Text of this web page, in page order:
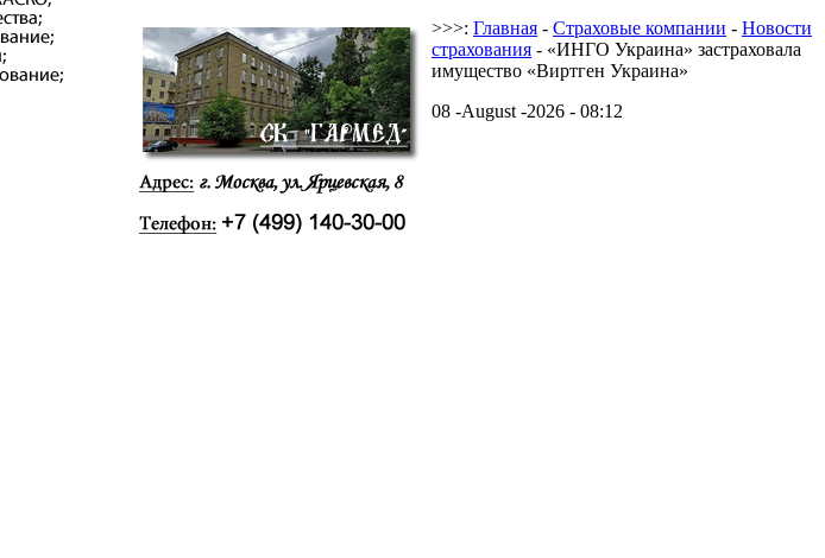
>>>: Главная - Страховые компании - Новости
страхования - «ИНГО Украина» застраховала
имущество «Виртген Украина»
08 -August -2026 - 08:12